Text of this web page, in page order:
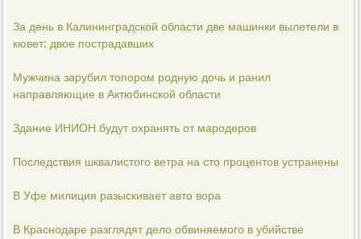
За день в Калининградской области две машинки вылетели в
кювет: двое пострадавших
Мужчина зарубил топором родную дочь и ранил
направляющие в Актюбинской области
Здание ИНИОН будут охранять от мародеров
Последствия шквалистого ветра на сто процентов устранены
В Уфе милиция разыскивает авто вора
В Краснодаре разглядят дело обвиняемого в убийстве